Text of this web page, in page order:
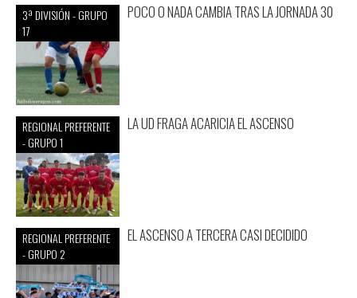
3ª DIVISIÓN - GRUPO
17
POCO O NADA CAMBIA TRAS LA JORNADA 30
REGIONAL PREFERENTE
- GRUPO 1
LA UD FRAGA ACARICIA EL ASCENSO
REGIONAL PREFERENTE
- GRUPO 2
EL ASCENSO A TERCERA CASI DECIDIDO